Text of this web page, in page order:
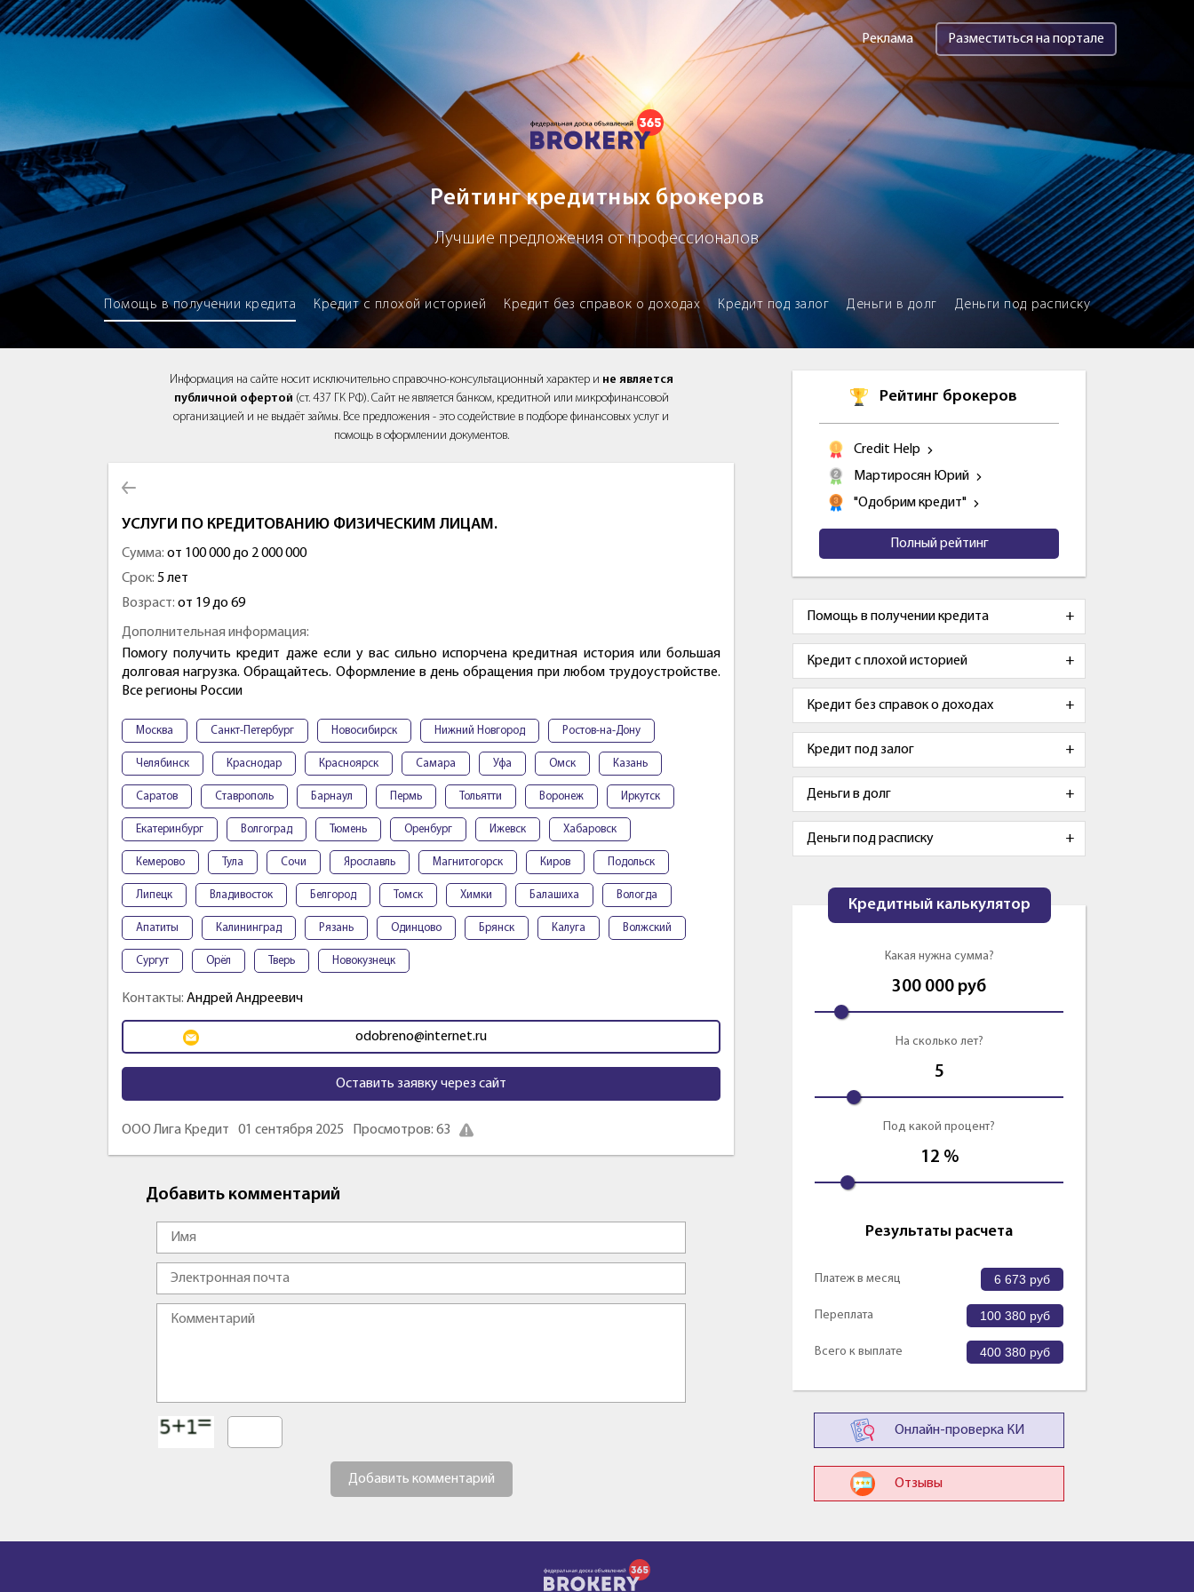
Brokery365 - Рейтинг кредитных брокеров
Реклама Разместиться на портале
Рейтинг кредитных брокеров
Лучшие предложения от профессионалов
Помощь в получении кредита Кредит с плохой историей Кредит без справок о доходах Кредит под залог Деньги в долг Деньги под расписку
Информация на сайте носит исключительно справочно-консультационный характер и не является
публичной офертой (ст. 437 ГК РФ). Сайт не является банком, кредитной или микрофинансовой
организацией и не выдаёт займы. Все предложения - это содействие в подборе финансовых услуг и
помощь в оформлении документов.
УСЛУГИ ПО КРЕДИТОВАНИЮ ФИЗИЧЕСКИМ ЛИЦАМ.
Сумма: от 100 000 до 2 000 000
Срок: 5 лет
Возраст: от 19 до 69
Дополнительная информация:
Помогу получить кредит даже если у вас сильно испорчена кредитная история или большая
долговая нагрузка. Обращайтесь. Оформление в день обращения при любом трудоустройстве.
Все регионы России
Москва Санкт-Петербург Новосибирск Нижний Новгород Ростов-на-Дону
Челябинск Краснодар Красноярск Самара Уфа Омск Казань
Саратов Ставрополь Барнаул Пермь Тольятти Воронеж Иркутск
Екатеринбург Волгоград Тюмень Оренбург Ижевск Хабаровск
Кемерово Тула Сочи Ярославль Магнитогорск Киров Подольск
Липецк Владивосток Белгород Томск Химки Балашиха Вологда
Апатиты Калининград Рязань Одинцово Брянск Калуга Волжский
Сургут Орёл Тверь Новокузнецк
Контакты: Андрей Андреевич
odobreno@internet.ru
Оставить заявку через сайт
ООО Лига Кредит 01 сентября 2025 Просмотров: 63
Добавить комментарий
Добавить комментарий
Рейтинг брокеров
Credit Help
Мартиросян Юрий
"Одобрим кредит"
Полный рейтинг
Помощь в получении кредита
Кредит с плохой историей
Кредит без справок о доходах
Кредит под залог
Деньги в долг
Деньги под расписку
Кредитный калькулятор
Какая нужна сумма?
300 000 руб
На сколько лет?
5
Под какой процент?
12 %
Результаты расчета
Платеж в месяц 6 673 руб
Переплата 100 380 руб
Всего к выплате 400 380 руб
Онлайн-проверка КИ
Отзывы